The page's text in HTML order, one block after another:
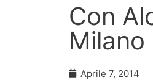
Con
Milano
Aprile 7, 2014